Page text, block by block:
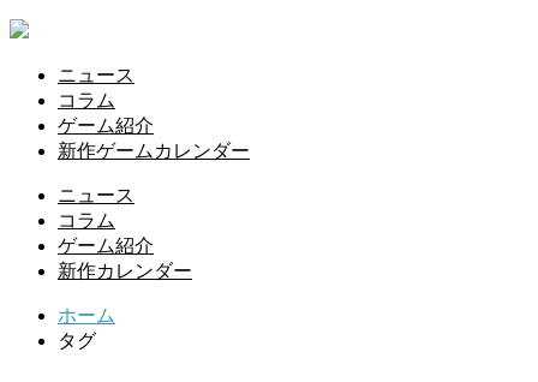
ニュース
コラム
ゲーム紹介
新作ゲームカレンダー
ニュース
コラム
ゲーム紹介
新作カレンダー
ホーム
タグ